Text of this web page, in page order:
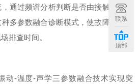
通过频谱分析判断是否由接触不良、
多参数融合诊断模式，使故障定位准
排查时间。
动-温度-声学三参数融合技术实现突
联系
顶部